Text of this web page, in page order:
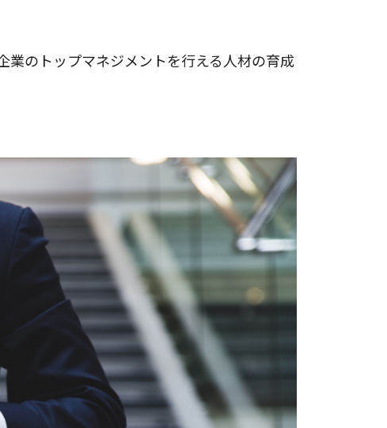
のトップマネジメントを行える人材の育成